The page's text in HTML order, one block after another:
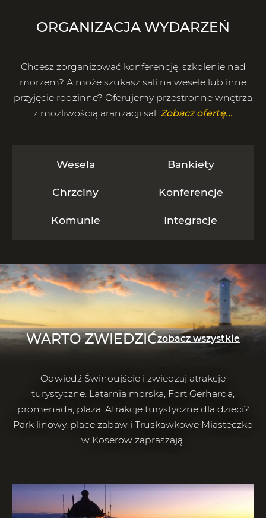
ORGANIZACJA WYDARZEŃ
Chcesz zorganizować konferencję, szkolenie nad
morzem? A może szukasz sali na wesele lub inne
przyjęcie rodzinne? Oferujemy przestronne wnętrza
z możliwością aranżacji sal. Zobacz ofertę...
Wesela Bankiety
Chrzciny Konferencje
Komunie Integracje
WARTO ZWIEDZIĆzobacz wszystkie
Odwiedź Świnoujście i zwiedzaj atrakcje
turystyczne. Latarnia morska, Fort Gerharda,
promenada, plaża. Atrakcje turystyczne dla dzieci?
Park linowy, place zabaw i Truskawkowe Miasteczko
w Koserow zapraszają.